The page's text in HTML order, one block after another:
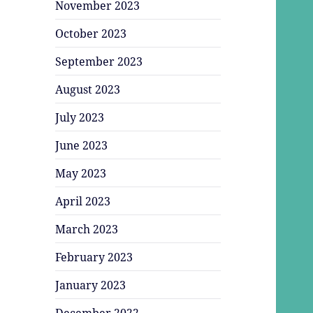
November 2023
October 2023
September 2023
August 2023
July 2023
June 2023
May 2023
April 2023
March 2023
February 2023
January 2023